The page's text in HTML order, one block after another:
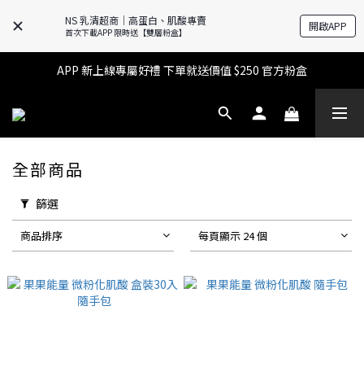
NS 乳清超商｜高蛋白、肌酸專賣
首次下載APP 限時送【雙層粉盒】 開啟APP
🔥滿$599【超商取貨免運】下單再送2%購物金+點數‼️
🔥滿$599【超商取貨免運】下單再送2%購物金+點數‼️
APP 新上線專屬好禮 下單就送價值 $250 官方粉盒
👉 乳清超商保障｜7 天鑑賞・免費退換貨
全部商品
篩選
商品排序 每頁顯示 24 個